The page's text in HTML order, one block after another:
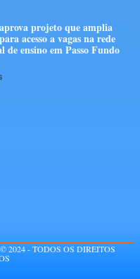
projeto que amplia
acesso a vagas na rede
de ensino em Passo Fundo
2024 - TODOS OS DIREITOS